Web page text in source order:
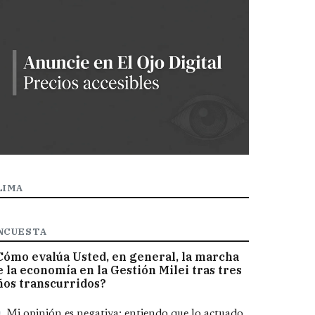
evalúa Usted, en general, la marcha
la economía en la Gestión Milei tras tres
transcurridos?